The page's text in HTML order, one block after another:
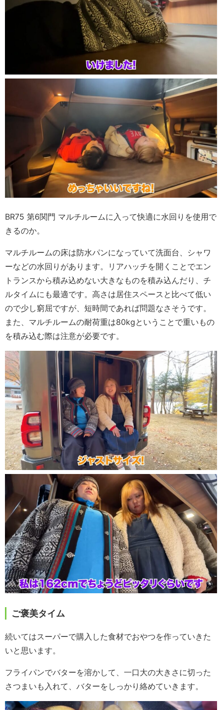
BR75 第6関門 マルチルームに入って快適に水回りを使用で
きるのか。
マルチルームの床は防水パンになっていて洗面台、シャワ
ーなどの水回りがあります。リアハッチを開くことでエン
トランスから積み込めない大きなものを積み込んだり、チ
ルタイムにも最適です。高さは居住スペースと比べて低い
ので少し窮屈ですが、短時間であれば問題なさそうです。
また、マルチルームの耐荷重は80kgということで重いもの
を積み込む際は注意が必要です。
ご褒美タイム
続いてはスーパーで購入した食材でおやつを作っていきた
いと思います。
フライパンでバターを溶かして、一口大の大きさに切った
さつまいも入れて、バターをしっかり絡めていきます。